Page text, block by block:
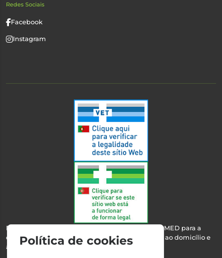
Redes Sociais
Facebook
Instagram
Esta farmácia encontra-se autorizada pelo INFARMED para a
dispensa de medicamentos e produtos de saúde ao domicílio e
através da internet.
Política de cookies